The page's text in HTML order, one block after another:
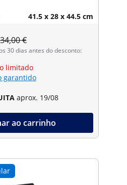
41.5 x 28 x 44.5 cm
€
30 dias antes do desconto:
limitado
garantido
aprox. 19/08
ao carrinho